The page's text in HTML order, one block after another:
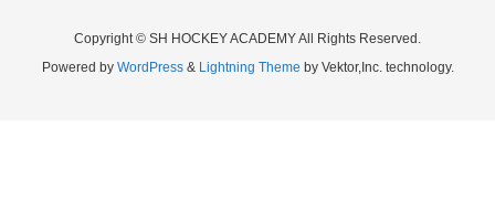
Copyright © SH HOCKEY ACADEMY All Rights Reserved.
Powered by WordPress& Lightning Theme by Vektor,Inc. technology.